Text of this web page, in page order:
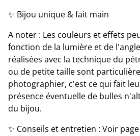
✨ Bijou unique & fait main
A noter : Les couleurs et effets
fonction de la lumière et de
réalisées avec la technique du
ou de petite taille sont
photographier, c'est ce qui fait
présence éventuelle de bulles
du bijou.
✨ Conseils et entretien : Voir